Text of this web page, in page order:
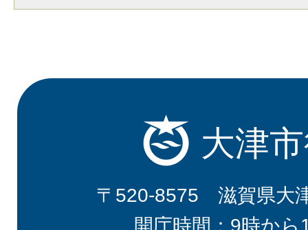
大津
〒520-8575 滋賀県大
開庁時間：9時から